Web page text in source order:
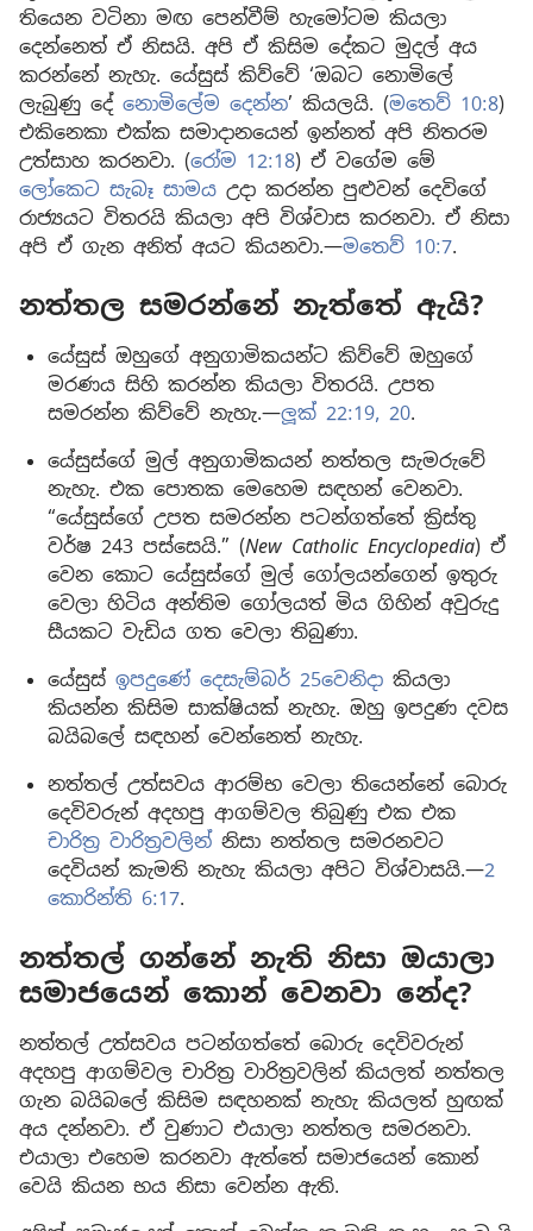
තියෙන වටිනා මඟ පෙන්වීම් හැමෝටම කියලා
දෙන්නෙත් ඒ නිසයි. අපි ඒ කිසිම දේකට මුදල් අය
කරන්නේ නැහැ. යේසුස් කිව්වේ ‘ඔබට නොමිලේ
ලැබුණු දේ නොමිලේම දෙන්න’ කියලයි. (මතෙව් 10:8)
එකිනෙකා එක්ක සමාදානයෙන් ඉන්නත් අපි නිතරම
උත්සාහ කරනවා. (රෝම 12:18) ඒ වගේම මේ
ලෝකෙට සැබෑ සාමය උදා කරන්න පුළුවන් දෙවිගේ
රාජ්‍යයට විතරයි කියලා අපි විශ්වාස කරනවා. ඒ නිසා
අපි ඒ ගැන අනිත් අයට කියනවා.—මතෙව් 10:7.
නත්තල සමරන්නේ නැත්තේ ඇයි?
යේසුස් ඔහුගේ අනුගාමිකයන්ට කිව්වේ ඔහුගේ
මරණය සිහි කරන්න කියලා විතරයි. උපත
සමරන්න කිව්වේ නැහැ.—ලූක් 22:19, 20.
යේසුස්ගේ මුල් අනුගාමිකයන් නත්තල සැමරුවේ
නැහැ. එක පොතක මෙහෙම සඳහන් වෙනවා.
“යේසුස්ගේ උපත සමරන්න පටන්ගත්තේ ක්‍රිස්තු
වර්ෂ 243 පස්සෙයි.” (New Catholic Encyclopedia) ඒ
වෙන කොට යේසුස්ගේ මුල් ගෝලයන්ගෙන් ඉතුරු
වෙලා හිටිය අන්තිම ගෝලයත් මිය ගිහින් අවුරුදු
සීයකට වැඩිය ගත වෙලා තිබුණා.
යේසුස් ඉපදුණේ දෙසැම්බර් 25වෙනිදා කියලා
කියන්න කිසිම සාක්ෂියක් නැහැ. ඔහු ඉපදුණ දවස
බයිබලේ සඳහන් වෙන්නෙත් නැහැ.
නත්තල් උත්සවය ආරම්භ වෙලා තියෙන්නේ බොරු
දෙවිවරුන් අදහපු ආගම්වල තිබුණු එක එක
චාරිත්‍ර වාරිත්‍රවලින් නිසා නත්තල සමරනවට
දෙවියන් කැමති නැහැ කියලා අපිට විශ්වාසයි.—2
කොරින්ති 6:17.
නත්තල් ගන්නේ නැති නිසා ඔයාලා
සමාජයෙන් කොන් වෙනවා නේද?
නත්තල් උත්සවය පටන්ගත්තේ බොරු දෙවිවරුන්
අදහපු ආගම්වල චාරිත්‍ර වාරිත්‍රවලින් කියලත් නත්තල
ගැන බයිබලේ කිසිම සඳහනක් නැහැ කියලත් හුඟක්
අය දන්නවා. ඒ වුණාට එයාලා නත්තල සමරනවා.
එයාලා එහෙම කරනවා ඇත්තේ සමාජයෙන් කොන්
වෙයි කියන භය නිසා වෙන්න ඇති.